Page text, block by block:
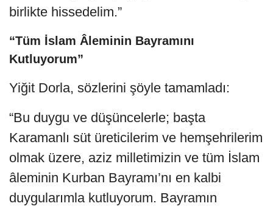
birlikte hissedelim.”
“Tüm İslam Âleminin Bayramını
Kutluyorum”
Yiğit Dorla, sözlerini şöyle tamamladı:
“Bu duygu ve düşüncelerle; başta
Karamanlı süt üreticilerim ve hemşehrilerim
olmak üzere, aziz milletimizin ve tüm İslam
âleminin Kurban Bayramı’nı en kalbi
duygularımla kutluyorum. Bayramın